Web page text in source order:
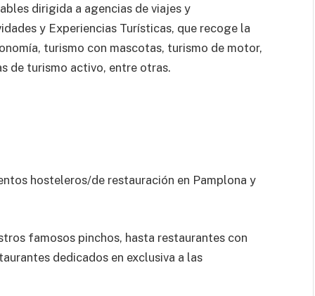
dirigida a agencias de viajes y
y Experiencias Turísticas, que recoge la
turismo con mascotas, turismo de motor,
de turismo activo, entre otras.
hosteleros/de restauración en Pamplona y
famosos pinchos, hasta restaurantes con
dedicados en exclusiva a las